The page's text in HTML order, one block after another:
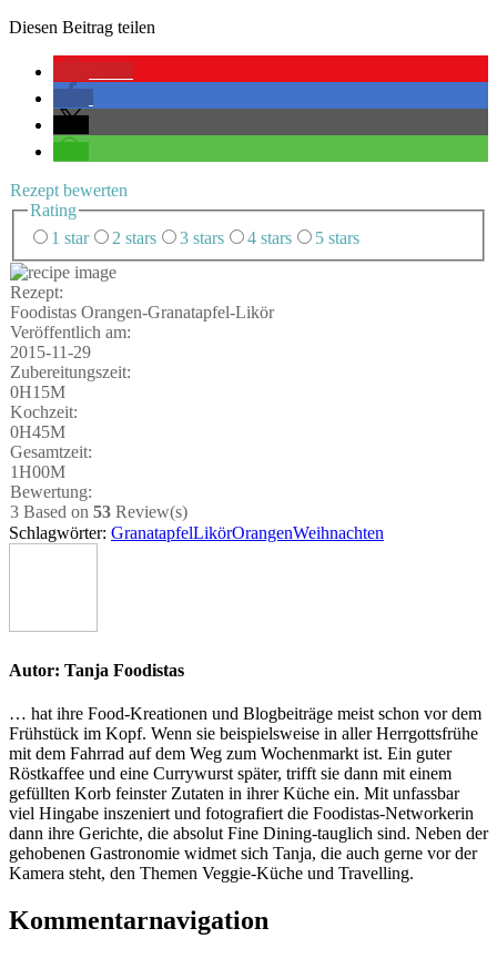
Die­sen Bei­trag teilen
Rezept bewer­ten
Rating
1 star
2 stars 3 stars 4 stars 5 stars
Rezept:
Foo­di­stas Orangen-Granatapfel-Likör
Ver­öf­fent­lich am:
2015-11-29
Zube­rei­tungs­zeit:
0H15M
Koch­zeit:
0H45M
Gesamt­zeit:
1H00M
Bewer­tung:
3 Based on 53 Review(s)
Schlagwörter: GranatapfelLikörOrangenWeihnachten
Autor: Tanja Foodistas
… hat ihre Food-Kreationen und Blogbeiträge meist schon vor dem
Frühstück im Kopf. Wenn sie beispielsweise in aller Herrgottsfrühe
mit dem Fahrrad auf dem Weg zum Wochenmarkt ist. Ein guter
Röstkaffee und eine Currywurst später, trifft sie dann mit einem
gefüllten Korb feinster Zutaten in ihrer Küche ein. Mit unfassbar
viel Hingabe inszeniert und fotografiert die Foodistas-Networkerin
dann ihre Gerichte, die absolut Fine Dining-tauglich sind. Neben der
gehobenen Gastronomie widmet sich Tanja, die auch gerne vor der
Kamera steht, den Themen Veggie-Küche und Travelling.
Kommentarnavigation